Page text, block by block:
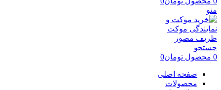
منو
جستجو
0 محصول تومان0
صفحه اصلی
محصولات